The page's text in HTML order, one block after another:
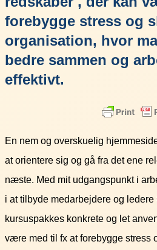
forebygge stress og
organisation, hvor
bedre sammen og
effektivt.
En nem og overskuelig
at orientere sig og gå fra det ene
næste. Med mit udgangspunkt i
i at tilbyde medarbejdere og
kursuspakkes konkrete og let
være med til fx at forebygge stress